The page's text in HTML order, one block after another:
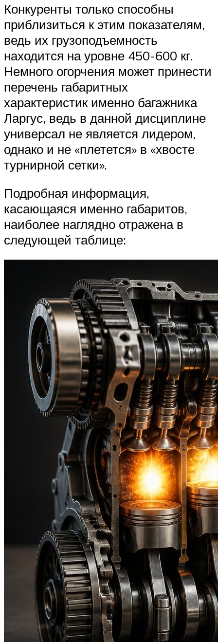
Конкуренты только способны
приблизиться к этим показателям,
ведь их грузоподъемность
находится на уровне 450-600 кг.
Немного огорчения может принести
перечень габаритных
характеристик именно багажника
Ларгус, ведь в данной дисциплине
универсал не является лидером,
однако и не «плетется» в «хвосте
турнирной сетки».
Подробная информация,
касающаяся именно габаритов,
наиболее наглядно отражена в
следующей таблице: